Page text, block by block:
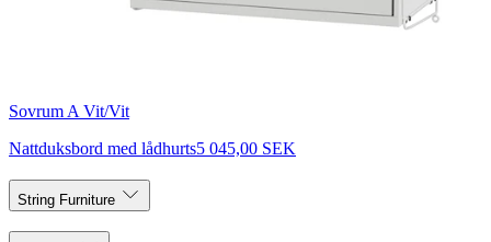
Sovrum A Vit/Vit
Nattduksbord med lådhurts5 045,00 SEK
String Furniture